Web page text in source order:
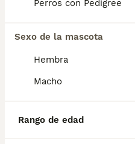
Perros con Pedigree
Sexo de la mascota
Hembra
Macho
Rango de edad
un excelente perro de